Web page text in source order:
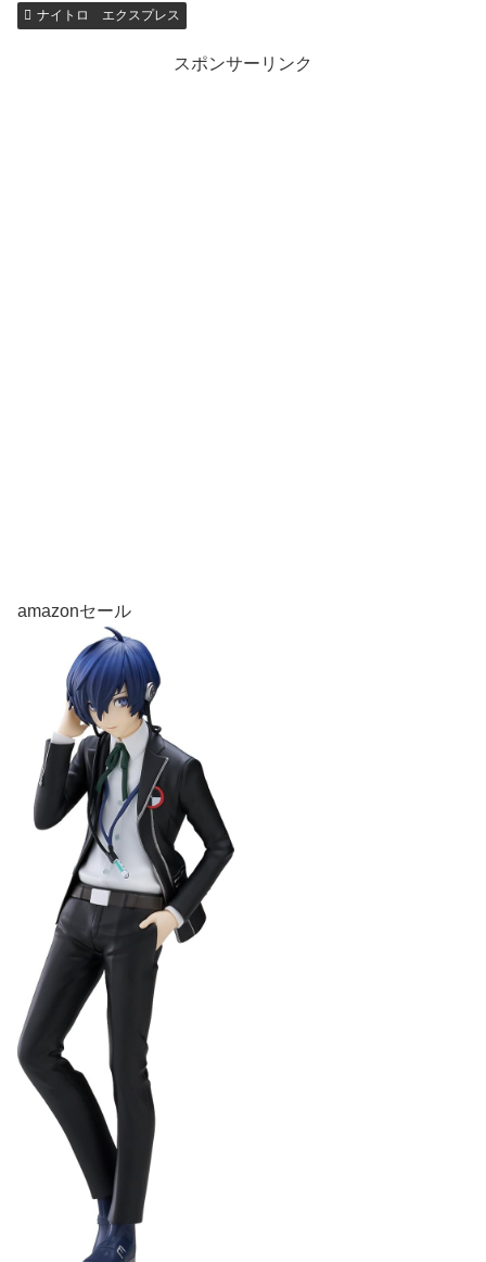
ナイトロ エクスプレス
スポンサーリンク
amazonセール